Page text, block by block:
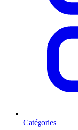
Catégories